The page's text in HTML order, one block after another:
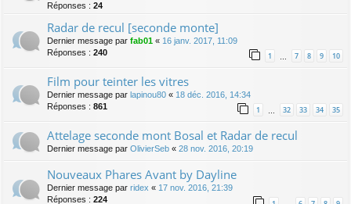
Réponses : 24
Radar de recul [seconde monte]
Dernier message par fab01 « 16 janv. 2017, 11:09
Réponses : 240 1 … 7 8 9 10
Film pour teinter les vitres
Dernier message par lapinou80 « 18 déc. 2016, 14:34
Réponses : 861 1 … 32 33 34 35
Attelage seconde mont Bosal et Radar de recul
Dernier message par OlivierSeb « 28 nov. 2016, 20:19
Nouveaux Phares Avant by Dayline
Dernier message par ridex « 17 nov. 2016, 21:39
Réponses : 224